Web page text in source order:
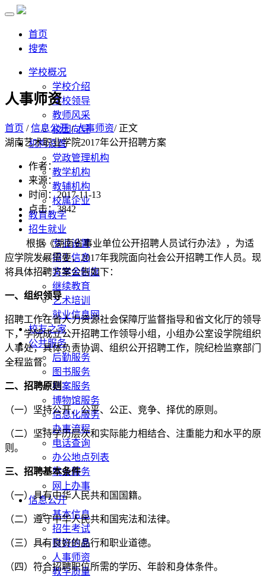
首页
搜索
学校概况
学校介绍
学校领导
教师风采
校园向导
机构设置
党政管理机构
教学机构
教辅机构
校属企业
教育教学
招生就业
专业设置
招生信息
奖学金制度
继续教育
艺术培训
就业信息网
校友之家
公共服务
后勤服务
图书服务
档案服务
博物馆服务
信息化服务
办事流程
电话查询
办公地点列表
就业服务
网上办事
信息公开
基本信息
招生考试
财资信息
人事师资
教学质量
人事师资
首页 /信息公开/人事师资/ 正文
湖南艺术职业学院2017年公开招聘方案
作者：
来源：
时间：2017-11-13
点击： 3842
根据《湖南省事业单位公开招聘人员试行办法》，为适
应学院发展需要，2017年我院面向社会公开招聘工作人员。现
将具体招聘方案公告如下：
一、组织领导
招聘工作在省人力资源社会保障厅监督指导和省文化厅的领导
下，学院成立公开招聘工作领导小组，小组办公室设学院组织
人事处，具体负责协调、组织公开招聘工作，院纪检监察部门
全程监督。
二、招聘原则
（一）坚持公开、公平、公正、竞争、择优的原则。
（二）坚持学历层次和实际能力相结合、注重能力和水平的原
则。
三、招聘基本条件
（一）具有中华人民共和国国籍。
（二）遵守中华人民共和国宪法和法律。
（三）具有良好的品行和职业道德。
（四）符合招聘职位所需的学历、年龄和身体条件。